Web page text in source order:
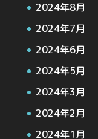
2024年8月
2024年7月
2024年6月
2024年5月
2024年3月
2024年2月
2024年1月